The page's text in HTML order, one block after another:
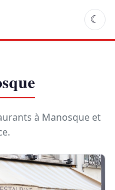
☾
à Manosque et